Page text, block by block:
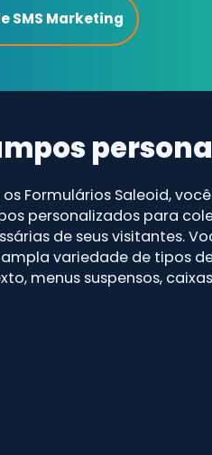
SMS Marketing
Formulários Saleoid,
personalizados para
de seus visitantes.
variedade de tipos
menus suspensos,